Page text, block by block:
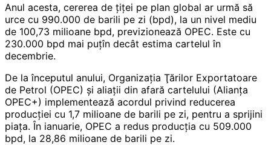
Anul acesta, cererea de ţiţei pe plan global ar urmă să
urce cu 990.000 de barili pe zi (bpd), la un nivel mediu
de 100,73 milioane bpd, previzionează OPEC. Este cu
230.000 bpd mai puţîn decât estima cartelul în
decembrie.
De la începutul anului, Organizaţia Ţărilor Exportatoare
de Petrol (OPEC) şi aliaţii din afară cartelului (Alianţa
OPEC+) implementează acordul privind reducerea
producţiei cu 1,7 milioane de barili pe zi, pentru a sprijini
piaţa. În ianuarie, OPEC a redus producţia cu 509.000
bpd, la 28,86 milioane de barili pe zi.